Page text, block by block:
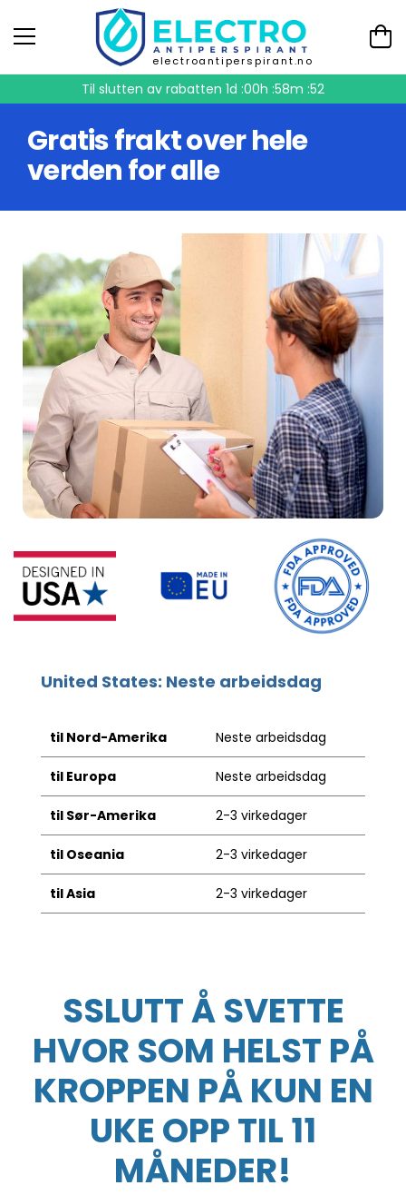
electroantiperspirant.no
Til slutten av rabatten1d :00h :58m :51
Gratis frakt over hele
verden for alle
United States: Neste arbeidsdag
til Nord-Amerika Neste arbeidsdag
til Europa Neste arbeidsdag
til Sør-Amerika 2-3 virkedager
til Oseania 2-3 virkedager
til Asia 2-3 virkedager
SSLUTT Å SVETTE
HVOR SOM HELST PÅ
KROPPEN PÅ KUN EN
UKE OPP TIL 11
MÅNEDER!